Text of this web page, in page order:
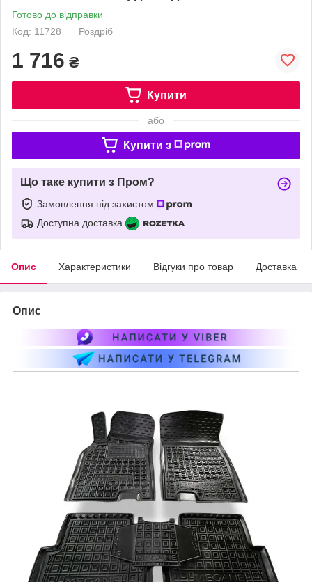
Готово до відправки
Код: 11728
Роздріб
1 716 ₴
Купити
або
Купити з
Що таке купити з Пром?
Замовлення під захистом
Доступна доставка
Опис Характеристики Відгуки про товар Доставка
Опис